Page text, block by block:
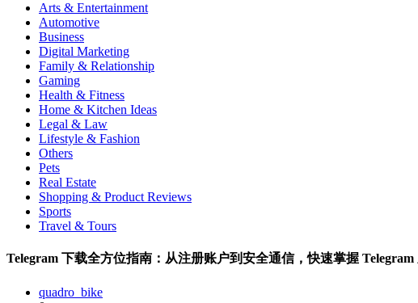
Arts & Entertainment
Automotive
Business
Digital Marketing
Family & Relationship
Gaming
Health & Fitness
Home & Kitchen Ideas
Legal & Law
Lifestyle & Fashion
Others
Pets
Real Estate
Shopping & Product Reviews
Sports
Travel & Tours
Telegram 下载全方位指南：从注册账户到安全通信，快速掌握
quadro_bike